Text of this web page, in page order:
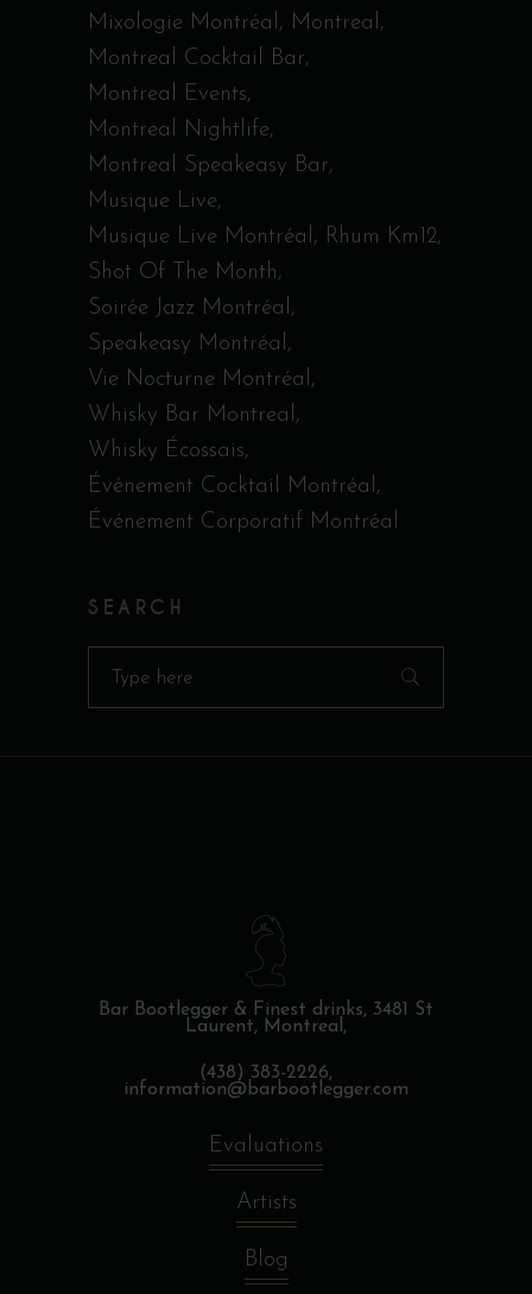
Mixologie Montréal
Montreal
Montreal Cocktail Bar
Montreal Events
Montreal Nightlife
Montreal Speakeasy Bar
Musique Live
Musique Live Montréal
Rhum Km12
Shot Of The Month
Soirée Jazz Montréal
Speakeasy Montréal
Vie Nocturne Montréal
Whisky Bar Montreal
Whisky Écossais
Événement Cocktail Montréal
Événement Corporatif Montréal
SEARCH
Bar Bootlegger & Finest drinks, 3481 St
Laurent, Montreal,
(438) 383-2226,
information@barbootlegger.com
Evaluations
Artists
Blog